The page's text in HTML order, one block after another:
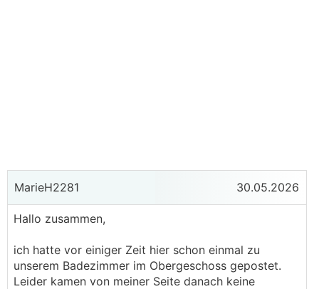
MarieH2281 30.05.2026
Hallo zusammen,
ich hatte vor einiger Zeit hier schon einmal zu
unserem Badezimmer im Obergeschoss gepostet.
Leider kamen von meiner Seite danach keine